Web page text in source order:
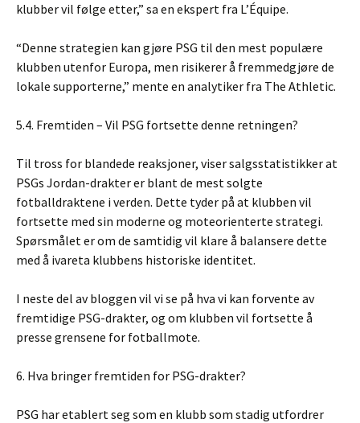
klubber vil følge etter,” sa en ekspert fra L’Équipe.
“Denne strategien kan gjøre PSG til den mest populære
klubben utenfor Europa, men risikerer å fremmedgjøre de
lokale supporterne,” mente en analytiker fra The Athletic.
5.4. Fremtiden – Vil PSG fortsette denne retningen?
Til tross for blandede reaksjoner, viser salgsstatistikker at
PSGs Jordan-drakter er blant de mest solgte
fotballdraktene i verden. Dette tyder på at klubben vil
fortsette med sin moderne og moteorienterte strategi.
Spørsmålet er om de samtidig vil klare å balansere dette
med å ivareta klubbens historiske identitet.
I neste del av bloggen vil vi se på hva vi kan forvente av
fremtidige PSG-drakter, og om klubben vil fortsette å
presse grensene for fotballmote.
6. Hva bringer fremtiden for PSG-drakter?
PSG har etablert seg som en klubb som stadig utfordrer